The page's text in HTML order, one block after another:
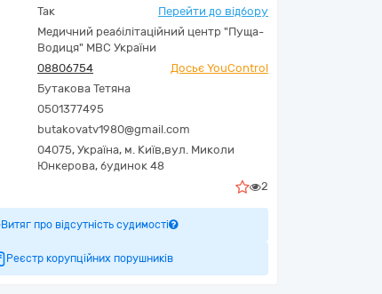
Так Перейти до відбору
Медичний реабілітаційний центр "Пуща-
Водиця" МВС України
08806754
Досьє YouControl
Бутакова Тетяна
0501377495
butakovatv1980@gmail.com
04075, Україна, м. Київ,вул. Миколи
Юнкерова, будинок 48
2
Витяг про відсутність судимості
Реєстр корупційних порушників